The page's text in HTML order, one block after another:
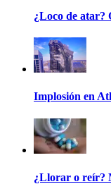
¿Loco de atar?
Implosión en
¿Llorar o reír?